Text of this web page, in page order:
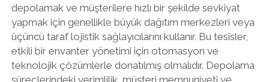
depolamak ve müşterilere hızlı bir şekilde sevkiyat
yapmak için genellikle büyük dağıtım merkezleri veya
üçüncü taraf lojistik sağlayıcılarını kullanır. Bu tesisler,
etkili bir envanter yönetimi için otomasyon ve
teknolojik çözümlerle donatılmış olmalıdır. Depolama
süreçlerindeki verimlilik, müşteri memnuniyeti ve